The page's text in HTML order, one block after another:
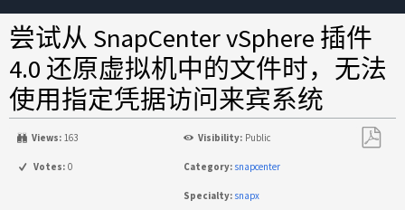
尝试从 SnapCenter vSphere 插件
4.0 还原虚拟机中的文件时，无法
使用指定凭据访问来宾系统
Views: 163 Visibility: Public
Votes: 0 Category: snapcenter
Specialty: snapx